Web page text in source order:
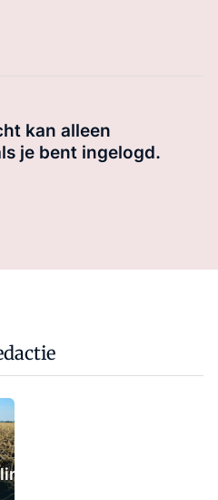
kan alleen
je bent ingelogd.